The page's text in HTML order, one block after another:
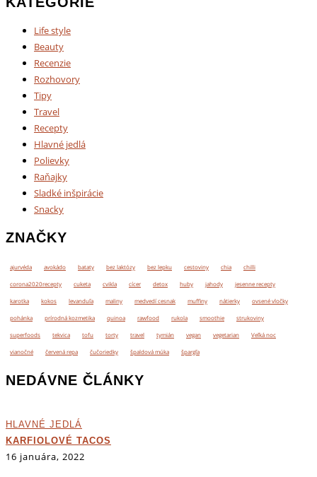
Life style
Beauty
Recenzie
Rozhovory
Tipy
Travel
Recepty
Hlavné jedlá
Polievky
Raňajky
Sladké inšpirácie
Snacky
ZNAČKY
ajurvéda avokádo bataty bez laktózy bez lepku cestoviny chia chilli
corona2020recepty cuketa cvikla cícer detox huby jahody jesenne recepty
karotka kokos levanduľa maliny medvedí cesnak muffiny nátierky ovsené vločky
pohánka prírodná kozmetika quinoa rawfood rukola smoothie strukoviny
superfoods tekvica tofu torty travel tymián vegan vegetarian Veľká noc
vianočné červená repa čučoriedky špaldová múka špargľa
NEDÁVNE ČLÁNKY
HLAVNÉ JEDLÁ
KARFIOLOVÉ TACOS
16 januára, 2022